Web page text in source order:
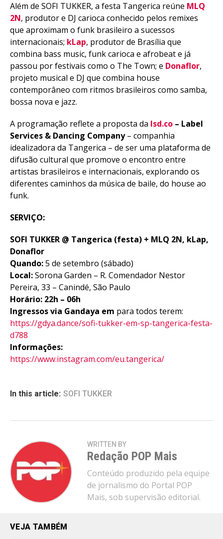
Além de SOFI TUKKER, a festa Tangerica reúne MLQ
2N, produtor e DJ carioca conhecido pelos remixes
que aproximam o funk brasileiro a sucessos
internacionais; kLap, produtor de Brasília que
combina bass music, funk carioca e afrobeat e já
passou por festivais como o The Town; e Donaflor,
projeto musical e DJ que combina house
contemporâneo com ritmos brasileiros como samba,
bossa nova e jazz.
A programação reflete a proposta da lsd.co – Label
Services & Dancing Company– companhia
idealizadora da Tangerica – de ser uma plataforma de
difusão cultural que promove o encontro entre
artistas brasileiros e internacionais, explorando os
diferentes caminhos da música de baile, do house ao
funk.
SERVIÇO:
SOFI TUKKER @ Tangerica (festa) + MLQ 2N, kLap,
Donaflor
Quando:5 de setembro (sábado)
Local:Sorona Garden – R. Comendador Nestor
Pereira, 33 – Canindé, São Paulo
Horário: 22h – 06h
Ingressos via Gandaya em para todos terem:
https://gdya.dance/sofi-tukker-em-sp-tangerica-festa-
d788
Informações:
https://www.instagram.com/eu.tangerica/
In this article: SOFI TUKKER
WRITTEN BY
Redação POP Mais
Conteúdo produzido pela equipe
de jornalismo do Portal POP
Mais, sob supervisão editorial.
VEJA TAMBÉM